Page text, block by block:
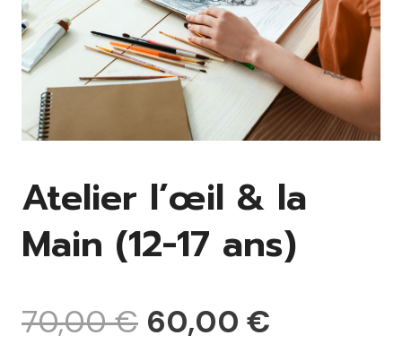
Atelier l’œil & la
Main (12-17 ans)
70,00€ Le
60,00 €